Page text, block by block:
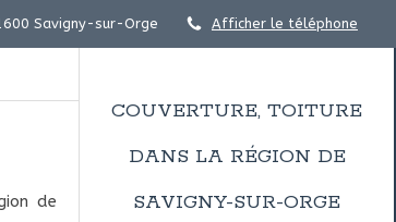
Afficher le téléphone
Savigny-sur-Orge
de
COUVERTURE, TOITURE
DANS LA RÉGION DE
SAVIGNY-SUR-ORGE